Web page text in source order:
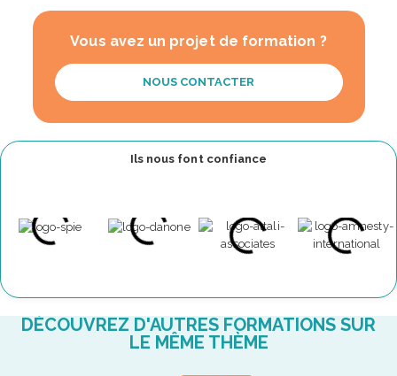
Vous avez un projet de formation ?
NOUS CONTACTER
Ils nous font confiance
DÉCOUVREZ D'AUTRES FORMATIONS SUR
LE MÊME THÈME